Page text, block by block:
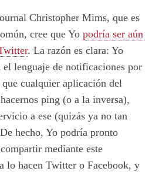
Christopher Mims, que es
cree que Yo podría ser aún
. La razón es clara: Yo
lenguaje de notificaciones por
cualquier aplicación del
ping (o a la inversa),
a ese (quizás ya no tan
hecho, Yo podría pronto
mediante este
lo hacen Twitter o Facebook, y